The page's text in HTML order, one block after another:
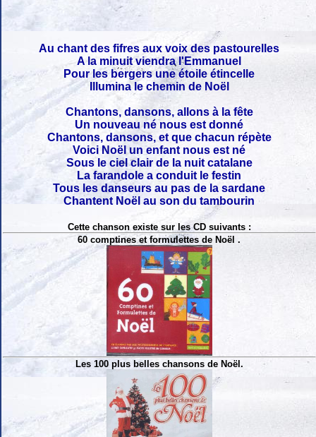
Au chant des fifres aux voix des pastourelles
A la minuit viendra l'Emmanuel
Pour les bergers une étoile étincelle
Illumina le chemin de Noël
Chantons, dansons, allons à la fête
Un nouveau né nous est donné
Chantons, dansons, et que chacun répète
Voici Noël un enfant nous est né
Sous le ciel clair de la nuit catalane
La farandole a conduit le festin
Tous les danseurs au pas de la sardane
Chantent Noël au son du tambourin
Cette chanson existe sur les CD suivants :
60 comptines et formulettes de Noël .
Les 100 plus belles chansons de Noël.